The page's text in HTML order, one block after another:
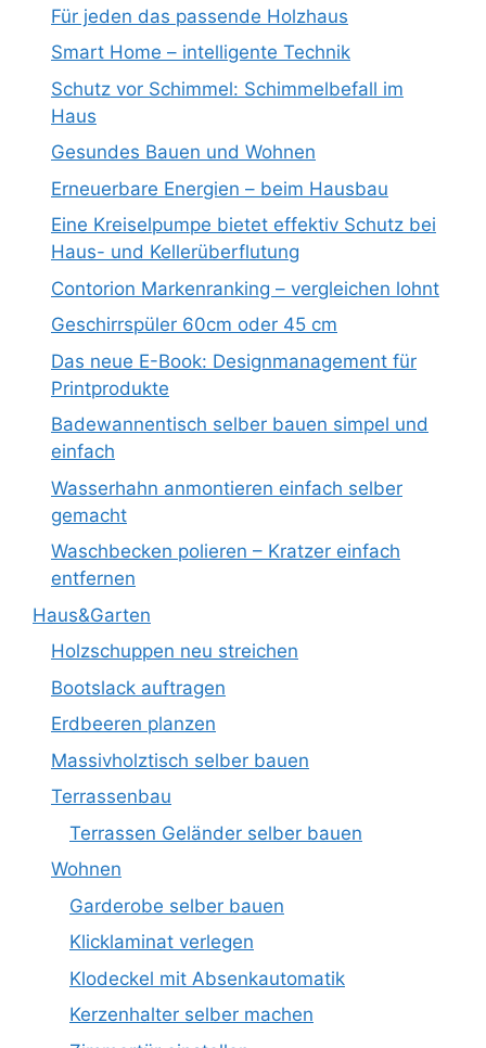
Für jeden das passende Holzhaus
Smart Home – intelligente Technik
Schutz vor Schimmel: Schimmelbefall im
Haus
Gesundes Bauen und Wohnen
Erneuerbare Energien – beim Hausbau
Eine Kreiselpumpe bietet effektiv Schutz bei
Haus- und Kellerüberflutung
Contorion Markenranking – vergleichen lohnt
Geschirrspüler 60cm oder 45 cm
Das neue E-Book: Designmanagement für
Printprodukte
Badewannentisch selber bauen simpel und
einfach
Wasserhahn anmontieren einfach selber
gemacht
Waschbecken polieren – Kratzer einfach
entfernen
Haus&Garten
Holzschuppen neu streichen
Bootslack auftragen
Erdbeeren planzen
Massivholztisch selber bauen
Terrassenbau
Terrassen Geländer selber bauen
Wohnen
Garderobe selber bauen
Klicklaminat verlegen
Klodeckel mit Absenkautomatik
Kerzenhalter selber machen